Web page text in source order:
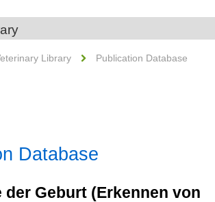
Library
Publication Database
Database
der Geburt (Erkennen von